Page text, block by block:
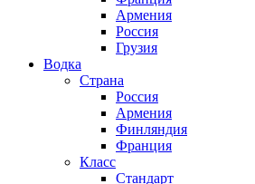
Армения
Россия
Грузия
Водка
Страна
Россия
Армения
Финляндия
Франция
Класс
Стандарт